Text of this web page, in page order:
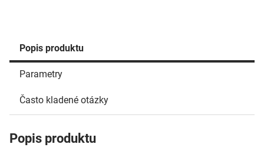
Popis produktu
Parametry
Často kladené otázky
Popis produktu